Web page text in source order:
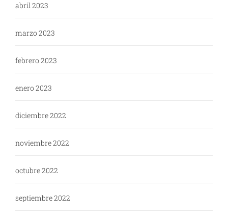
abril 2023
marzo 2023
febrero 2023
enero 2023
diciembre 2022
noviembre 2022
octubre 2022
septiembre 2022